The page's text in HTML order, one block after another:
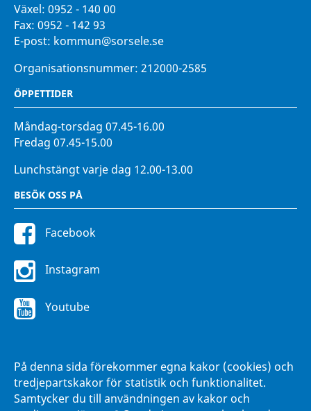
På denna sida förekommer egna kakor (cookies) och
tredjepartskakor för statistik och funktionalitet.
Samtycker du till användningen av kakor och
Växel: 0952 - 140 00
Fax: 0952 - 142 93
E-post: kommun@sorsele.se
Organisationsnummer: 212000-2585
ÖPPETTIDER
Måndag-torsdag 07.45-16.00
Fredag 07.45-15.00
Lunchstängt varje dag 12.00-13.00
BESÖK OSS PÅ
Facebook
Instagram
Youtube
Intranätet Hänna